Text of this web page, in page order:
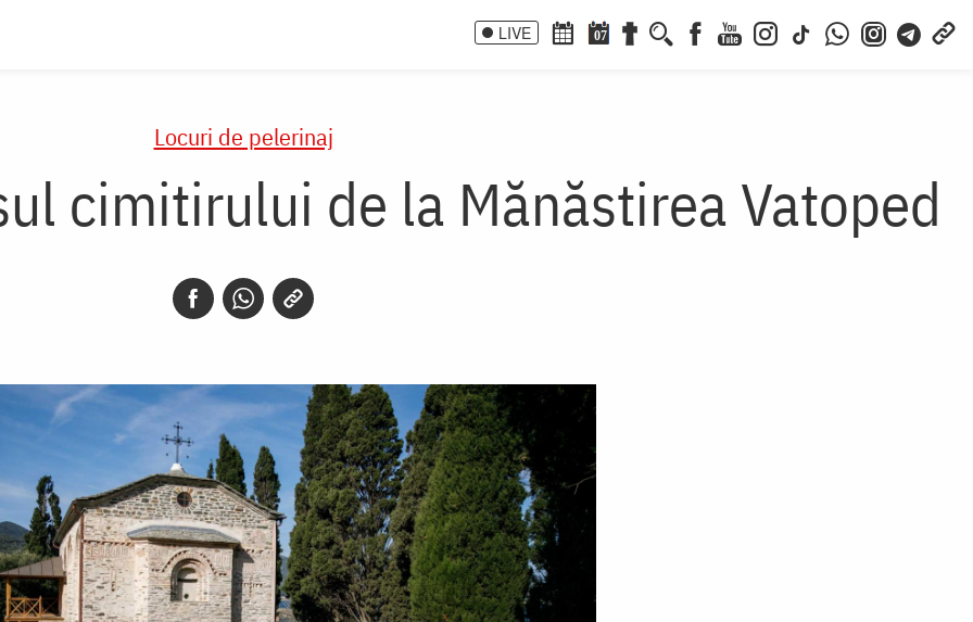
LIVE 07
Locuri de pelerinaj
cimitirului de la Mănăstirea Vatoped